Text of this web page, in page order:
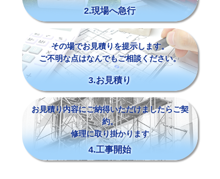
2.現場へ急行
その場でお見積りを提示します。
ご不明な点はなんでもご相談ください。
3.お見積り
お見積り内容にご納得いただけましたらご契
約。
修理に取り掛かります
4.工事開始